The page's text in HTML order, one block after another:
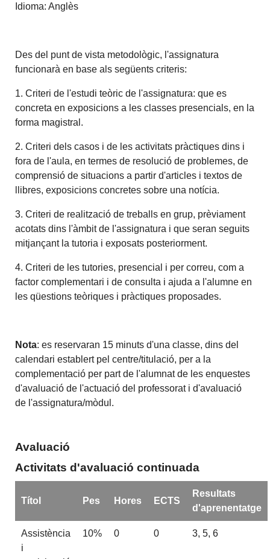
Idioma: Anglès
Des del punt de vista metodològic, l'assignatura
funcionarà en base als següents criteris:
1. Criteri de l'estudi teòric de l'assignatura: que es
concreta en exposicions a les classes presencials, en la
forma magistral.
2. Criteri dels casos i de les activitats pràctiques dins i
fora de l'aula, en termes de resolució de problemes, de
comprensió de situacions a partir d'articles i textos de
llibres, exposicions concretes sobre una notícia.
3. Criteri de realització de treballs en grup, prèviament
acotats dins l'àmbit de l'assignatura i que seran seguits
mitjançant la tutoria i exposats posteriorment.
4. Criteri de les tutories, presencial i per correu, com a
factor complementari i de consulta i ajuda a l'alumne en
les qüestions teòriques i pràctiques proposades.
Nota: es reservaran 15 minuts d'una classe, dins del
calendari establert pel centre/titulació, per a la
complementació per part de l'alumnat de les enquestes
d'avaluació de l'actuació del professorat i d'avaluació
de l'assignatura/mòdul.
Avaluació
Activitats d'avaluació continuada
Títol Pes Hores ECTS
Resultats
d'aprenentatge
Assistència
i
10% 0 0 3, 5, 6